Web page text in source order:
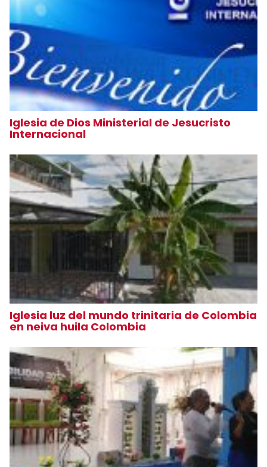
Iglesia de Dios Ministerial de Jesucristo
Internacional
Iglesia luz del mundo trinitaria de Colombia
en neiva huila Colombia